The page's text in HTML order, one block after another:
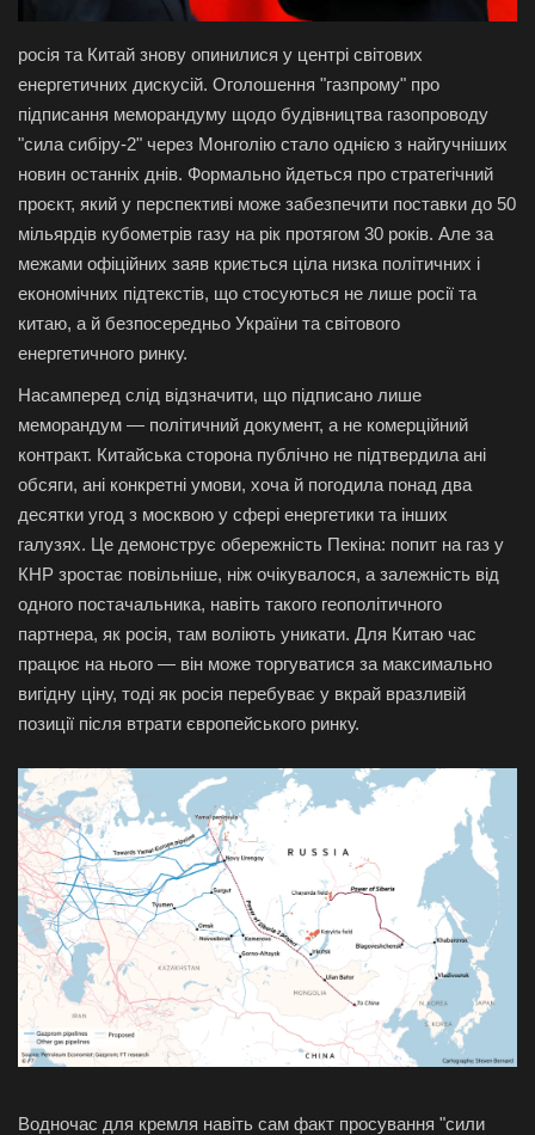
росія та Китай знову опинилися у центрі світових
енергетичних дискусій. Оголошення "газпрому" про
підписання меморандуму щодо будівництва газопроводу
"сила сибіру-2" через Монголію стало однією з найгучніших
новин останніх днів. Формально йдеться про стратегічний
проєкт, який у перспективі може забезпечити поставки до 50
мільярдів кубометрів газу на рік протягом 30 років. Але за
межами офіційних заяв криється ціла низка політичних і
економічних підтекстів, що стосуються не лише росії та
китаю, а й безпосередньо України та світового
енергетичного ринку.
Насамперед слід відзначити, що підписано лише
меморандум — політичний документ, а не комерційний
контракт. Китайська сторона публічно не підтвердила ані
обсяги, ані конкретні умови, хоча й погодила понад два
десятки угод з москвою у сфері енергетики та інших
галузях. Це демонструє обережність Пекіна: попит на газ у
КНР зростає повільніше, ніж очікувалося, а залежність від
одного постачальника, навіть такого геополітичного
партнера, як росія, там воліють уникати. Для Китаю час
працює на нього — він може торгуватися за максимально
вигідну ціну, тоді як росія перебуває у вкрай вразливій
позиції після втрати європейського ринку.
Водночас для кремля навіть сам факт просування "сили